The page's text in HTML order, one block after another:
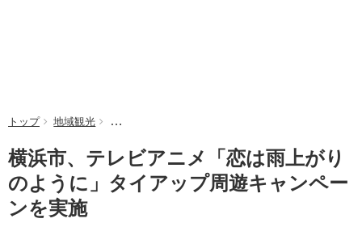
トップ 地域観光 横浜市、テレビアニメ「恋は雨上がりのように」タ
横浜市、テレビアニメ「恋は雨上がり
のように」タイアップ周遊キャンペー
ンを実施